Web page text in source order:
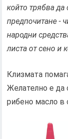
който трябва да
предпочитане -
народни
листа от сено и
Клизмата
Желателно е да
рибено масло в